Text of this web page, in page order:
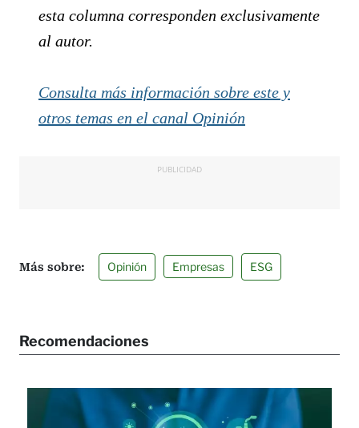
esta columna corresponden exclusivamente
al autor.
Consulta más información sobre este y
otros temas en el canal Opinión
PUBLICIDAD
Opinión Empresas ESG
Recomendaciones